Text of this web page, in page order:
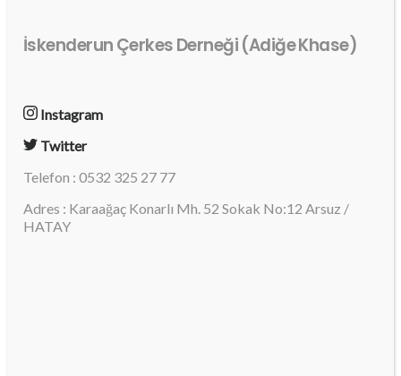
İskenderun Çerkes Derneği (Adiğe Khase)
Instagram
Twitter
Telefon : 0532 325 27 77
Adres : Karaağaç Konarlı Mh. 52 Sokak No:12 Arsuz /
HATAY